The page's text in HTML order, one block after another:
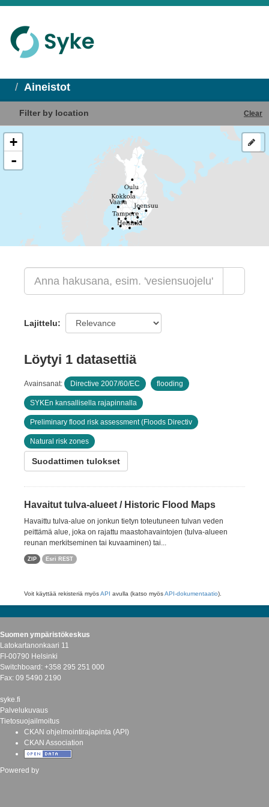
Aineistot
Filter by location Clear
+
-
Lajittelu
Löytyi 1 datasettiä
Avainsanat: Directive 2007/60/EC flooding
SYKEn kansallisella rajapinnalla
Preliminary flood risk assessment (Floods Directiv
Natural risk zones
Suodattimen tulokset
Havaitut tulva-alueet / Historic Flood Maps
Havaittu tulva-alue on jonkun tietyn toteutuneen tulvan veden
peittämä alue, joka on rajattu maastohavaintojen (tulva-alueen
reunan merkitseminen tai kuvaaminen) tai...
ZIP Esri REST
Voit käyttää rekisteriä myösAPI avulla (katso myösAPI-dokumentaatio).
Suomen ympäristökeskus
Latokartanonkaari 11
FI-00790 Helsinki
Switchboard: +358 295 251 000
Fax: 09 5490 2190
syke.fi
Palvelukuvaus
Tietosuojailmoitus
CKAN ohjelmointirajapinta (API)
CKAN Association
Powered by